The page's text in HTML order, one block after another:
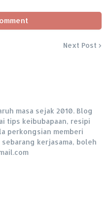
Next Post
masa sejak 2010. Blog
tips keibubapaan, resipi
perkongsian memberi
kerjasama, boleh